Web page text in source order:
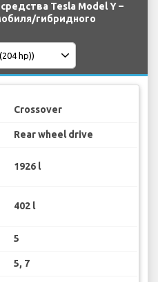
Tesla Model Y –
гибридного
Crossover
Rear wheel drive
1926 l
402 l
5
5, 7